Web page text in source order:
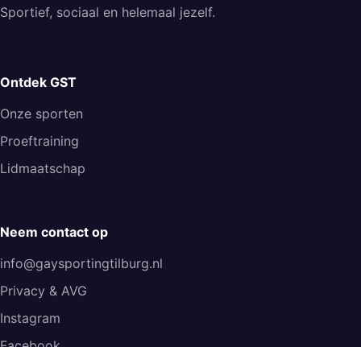
Sportief, sociaal en helemaal jezelf.
Ontdek GST
Onze sporten
Proeftraining
Lidmaatschap
Neem contact op
info@gaysportingtilburg.nl
Privacy & AVG
Instagram